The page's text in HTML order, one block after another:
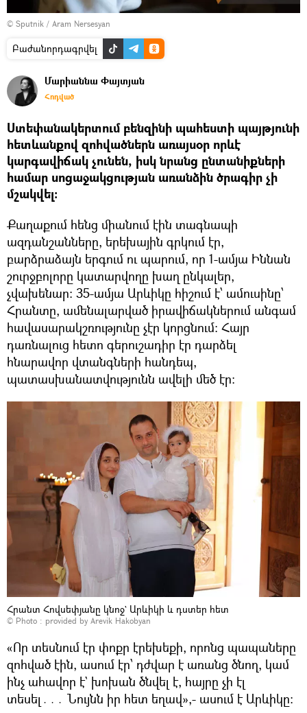
© Sputnik / Aram Nersesyan
Բաժանորդագրվել
Մարիաննա Փայտյան
Հոդված
Ստեփանակերտում բենզինի պահեստի պայթյունի
հետևանքով զոհվածներն առայսօր որևէ
կարգավիճակ չունեն, իսկ նրանց ընտանիքների
համար սոցաջակցության առանձին ծրագիր չի
մշակվել։
Քաղաքում հենց միանում էին տագնապի
ազդանշանները, երեխային գրկում էր,
բարձրաձայն երգում ու պարում, որ 1-ամյա Իննան
շուրջբոլորը կատարվողը խաղ ընկալեր,
չվախենար։ 35-ամյա Արևիկը հիշում է՝ ամուսինը՝
Հրանտը, ամենալարված իրավիճակներում անգամ
հավասարակշռությունը չէր կորցնում։ Հայր
դառնալուց հետո գերուշադիր էր դարձել
հնարավոր վտանգների հանդեպ,
պատասխանատվությունն ավելի մեծ էր։
Հրանտ Հովսեփյանը կնոջ` Արևիկի և դստեր հետ
© Photo : provided by Arevik Hakobyan
«Որ տեսնում էր փոքր էրեխեքի, որոնց պապաները
զոհված էին, ասում էր՝ դժվար է առանց ծնող, կամ
ինչ ահավոր է` խոխան ծնվել է, հայրը չի էլ
տեսել․․․ Նույնն իր հետ եղավ»,- ասում է Արևիկը։